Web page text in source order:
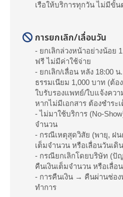
เรือให้บริการทุกวัน ไม่มีขั้
การยกเลิก/เลื่อนวัน
- ยกเลิกล่วงหน้าอย่างน้อย
ฟรี ไม่มีค่าใช้จ่าย
- ยกเลิก/เลื่อน หลัง 18:00
ธรรมเนียม 1,000 บาท (ต้อ
ใบรับรองแพทย์/ใบแจ้งคว
หากไม่มีเอกสาร ต้องชำระ
- ไม่มาใช้บริการ (No-
จำนวน
- กรณีเหตุสุดวิสัย (พายุ, ฝ
เต็มจำนวน หรือเลื่อนวันเดิ
- กรณียกเลิกโดยบริษัท (ปั
คืนเงินเต็มจำนวน หรือเลื่อ
- การคืนเงิน → คืนผ่านช่อง
ทำการ